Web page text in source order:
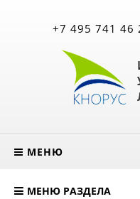
+7 495 741 46
МЕНЮ
МЕНЮ РАЗДЕЛА